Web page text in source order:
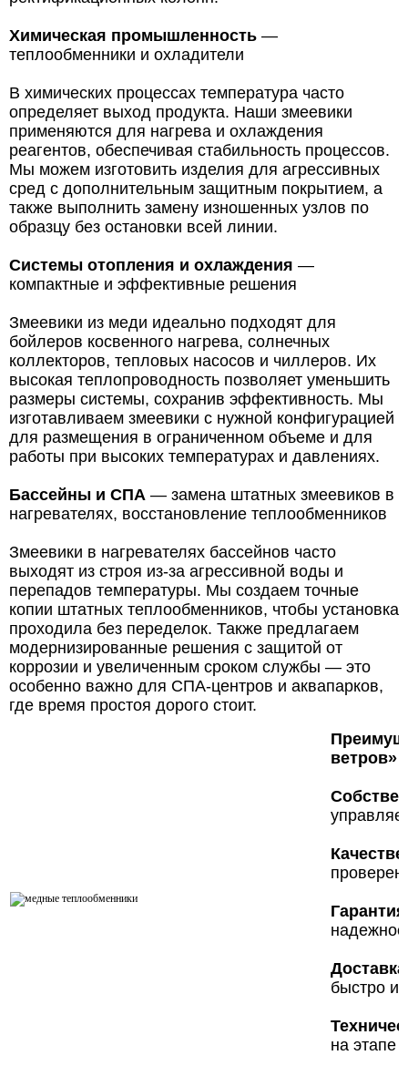
Химическая промышленность —
теплообменники и охладители
В химических процессах температура часто
определяет выход продукта. Наши змеевики
применяются для нагрева и охлаждения
реагентов, обеспечивая стабильность процессов.
Мы можем изготовить изделия для агрессивных
сред с дополнительным защитным покрытием, а
также выполнить замену изношенных узлов по
образцу без остановки всей линии.
Системы отопления и охлаждения —
компактные и эффективные решения
Змеевики из меди идеально подходят для
бойлеров косвенного нагрева, солнечных
коллекторов, тепловых насосов и чиллеров. Их
высокая теплопроводность позволяет уменьшить
размеры системы, сохранив эффективность. Мы
изготавливаем змеевики с нужной конфигурацией
для размещения в ограниченном объеме и для
работы при высоких температурах и давлениях.
Бассейны и СПА — замена штатных змеевиков в
нагревателях, восстановление теплообменников
Змеевики в нагревателях бассейнов часто
выходят из строя из-за агрессивной воды и
перепадов температуры. Мы создаем точные
копии штатных теплообменников, чтобы установка
проходила без переделок. Также предлагаем
модернизированные решения с защитой от
коррозии и увеличенным сроком службы — это
особенно важно для СПА-центров и аквапарков,
где время простоя дорого стоит.
ветров»
быстро и
на этапе